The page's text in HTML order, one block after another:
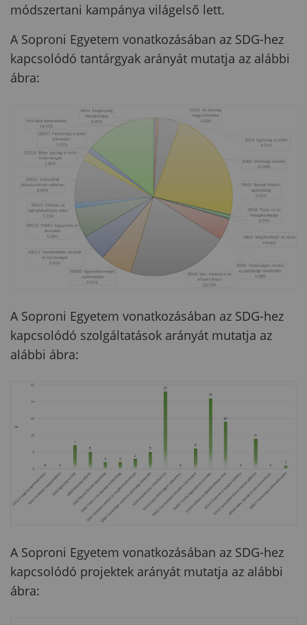
módszertani kampánya világelső lett.
A Soproni Egyetem vonatkozásában az SDG-hez
kapcsolódó tantárgyak arányát mutatja az alábbi
ábra:
A Soproni Egyetem vonatkozásában az SDG-hez
kapcsolódó szolgáltatások arányát mutatja az
alábbi ábra:
A Soproni Egyetem vonatkozásában az SDG-hez
kapcsolódó projektek arányát mutatja az alábbi
ábra: